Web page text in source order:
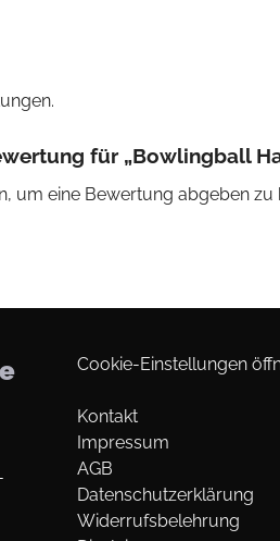
für „Bowlingball
um eine Bewertung abgeben zu
Cookie-Einstellungen
Kontakt
Impressum
AGB
Datenschutzerklärung
Widerrufsbelehrung